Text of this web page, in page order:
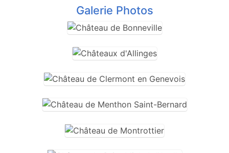
Galerie Photos